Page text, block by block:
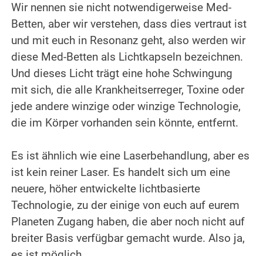
Wir nennen sie nicht notwendigerweise Med-
Betten, aber wir verstehen, dass dies vertraut ist
und mit euch in Resonanz geht, also werden wir
diese Med-Betten als Lichtkapseln bezeichnen.
Und dieses Licht trägt eine hohe Schwingung
mit sich, die alle Krankheitserreger, Toxine oder
jede andere winzige oder winzige Technologie,
die im Körper vorhanden sein könnte, entfernt.
Es ist ähnlich wie eine Laserbehandlung, aber es
ist kein reiner Laser. Es handelt sich um eine
neuere, höher entwickelte lichtbasierte
Technologie, zu der einige von euch auf eurem
Planeten Zugang haben, die aber noch nicht auf
breiter Basis verfügbar gemacht wurde.Also ja,